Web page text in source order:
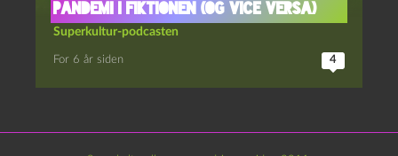
Pandemi i fiktionen (og vice versa)
Superkultur-podcasten
For 6 år siden 4